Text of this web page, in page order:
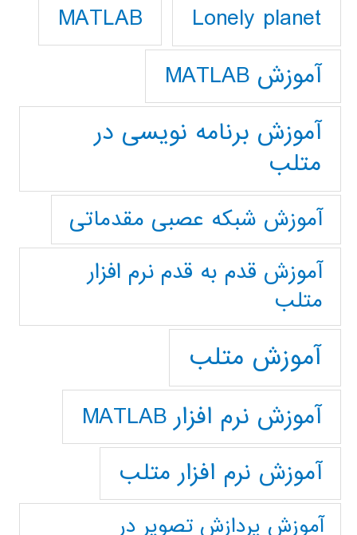
Lonely planet
MATLAB
آموزش MATLAB
آموزش برنامه نویسی در
متلب
آموزش شبکه عصبی مقدماتی
آموزش قدم به قدم نرم افزار
متلب
آموزش متلب
آموزش نرم افزار MATLAB
آموزش نرم افزار متلب
آموزش پردازش تصوير در